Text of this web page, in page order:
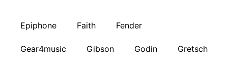
Epiphone Faith Fender
Gear4music Gibson Godin Gretsch